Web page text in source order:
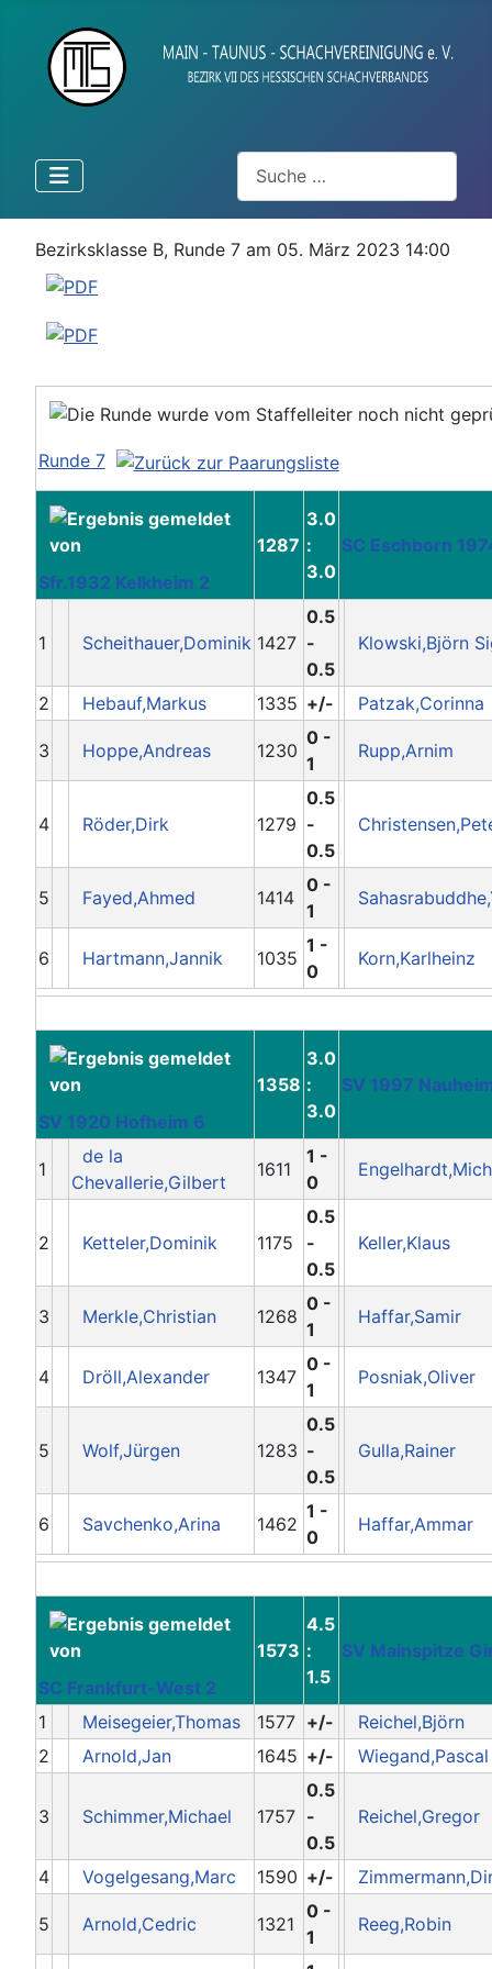
Suchen
Bezirksklasse B, Runde 7 am 05. März 2023 14:00
Runde 7
Sfr.1932 Kelkheim 2
1287
3.0
:
3.0
SC Eschborn
1 Scheithauer,Dominik 1427
0.5
-
0.5
Klowski,Björn
2 Hebauf,Markus 1335 +/- Patzak,Corinna
3 Hoppe,Andreas 1230
0 -
1
Rupp,Arnim
4 Röder,Dirk 1279
0.5
-
0.5
5 Fayed,Ahmed 1414
0 -
1
6 Hartmann,Jannik 1035
1 -
0
Korn,Karlheinz
SV 1920 Hofheim 6
1358
3.0
:
3.0
SV 1997
1
de la
Chevallerie,Gilbert
1611
1 -
0
2 Ketteler,Dominik 1175
0.5
-
0.5
Keller,Klaus
3 Merkle,Christian 1268
0 -
1
Haffar,Samir
4 Dröll,Alexander 1347
0 -
1
Posniak,Oliver
5 Wolf,Jürgen 1283
0.5
-
0.5
Gulla,Rainer
6 Savchenko,Arina 1462
1 -
0
Haffar,Ammar
SC Frankfurt-West 2
1573
4.5
:
1.5
SV Mainspitze
1 Meisegeier,Thomas 1577 +/-
Reichel,Björn
2
Arnold,Jan 1645 +/- Wiegand,Pascal
3 Schimmer,Michael 1757
0.5
-
0.5
Reichel,Gregor
4 Vogelgesang,Marc 1590 +/-
5 Arnold,Cedric 1321
0 -
1
Reeg,Robin